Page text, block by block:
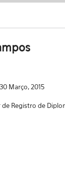
Março, 2015
Registro de